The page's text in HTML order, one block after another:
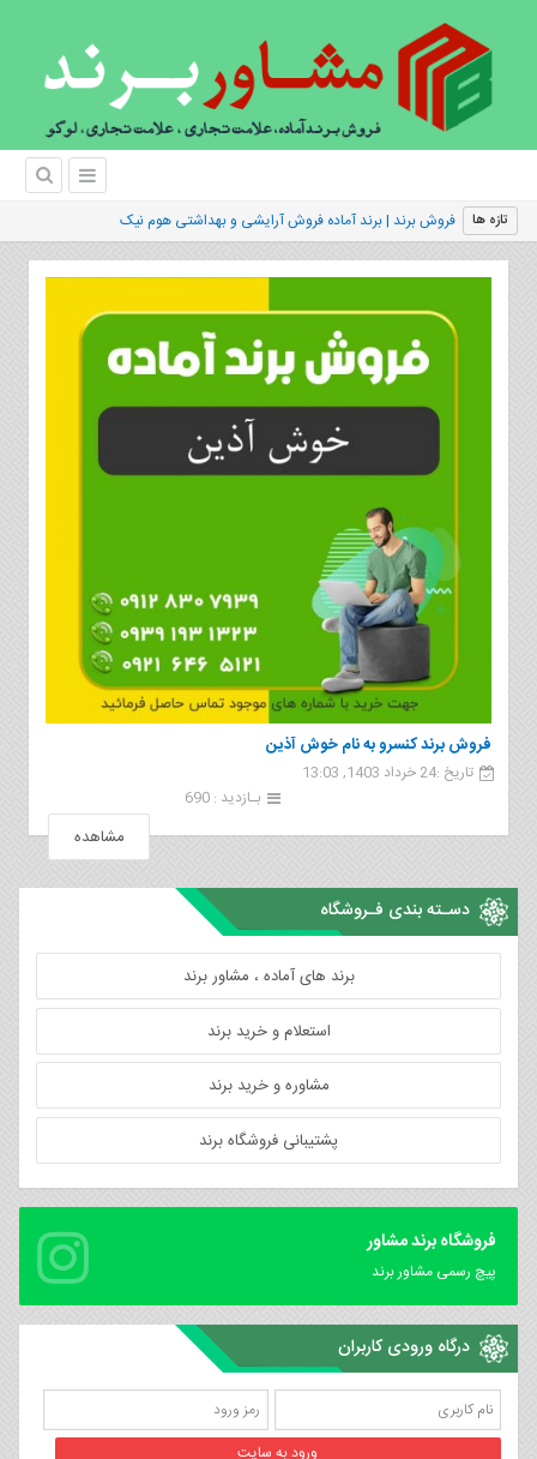
تازه ها فروش برند | برند آماده فروش آرایشی و بهداشتی هوم نیک
فروش برند کنسرو به نام خوش آذین
تاریخ :24 خرداد 1403, 13:03
بـازدید : 690
مشاهده
دسـته بندی فـروشگاه
برند های آماده ، مشاور برند
استعلام و خرید برند
مشاوره و خرید برند
پشتیبانی فروشگاه برند
فروشگاه برند مشاور
پیچ رسمی مشاور برند
درگاه ورودی کاربران